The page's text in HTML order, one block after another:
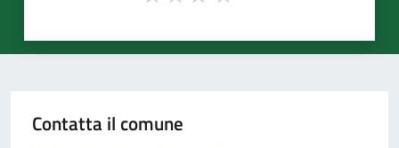
Contatta il comune